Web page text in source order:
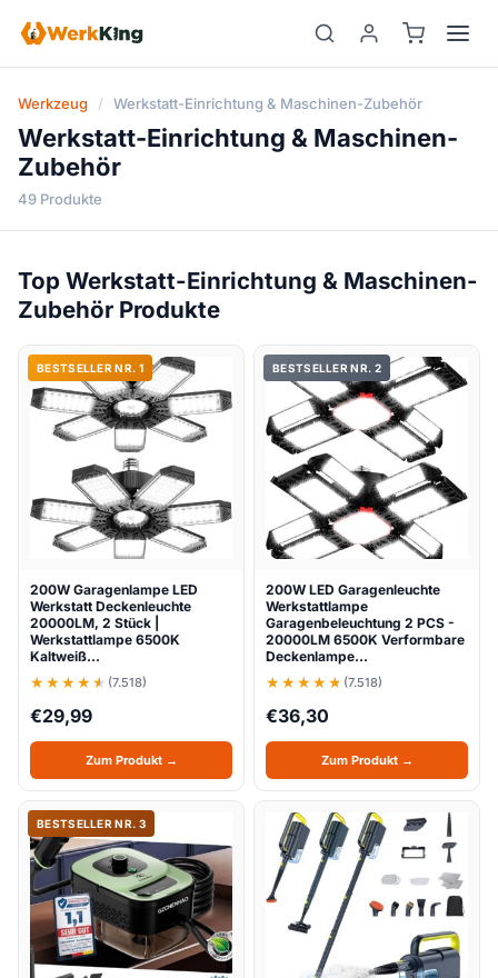
Inhalt
springen
Werkzeug
/ Werkstatt-Einrichtung & Maschinen-Zubehör
Werkstatt-Einrichtung & Maschinen-
Zubehör
49 Produkte
Top Werkstatt-Einrichtung & Maschinen-
Zubehör Produkte
BESTSELLER NR. 1
200W Garagenlampe LED
Werkstatt Deckenleuchte
20000LM, 2 Stück |
Werkstattlampe 6500K
Kaltweiß…
(7.518)
€29,99
Zum Produkt →
BESTSELLER NR. 2
200W LED Garagenleuchte
Werkstattlampe
Garagenbeleuchtung 2 PCS -
20000LM 6500K Verformbare
Deckenlampe…
(7.518)
€36,30
Zum Produkt →
BESTSELLER NR. 3